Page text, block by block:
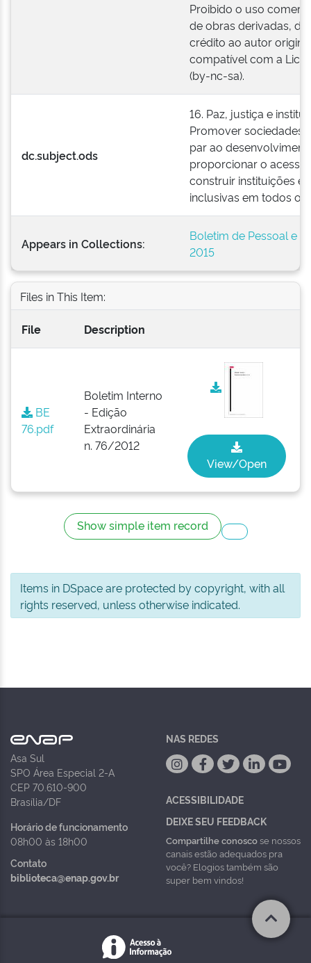
Proibido o uso
de obras derivadas,
crédito ao autor
compatível com a
(by-nc-sa).
dc.subject.ods
16. Paz, justiça e
Promover sociedades
par ao
proporcionar o acesso
construir instituições
inclusivas em todos os
Appears in Collections:
Boletim de Pessoal e
2015
Files in This Item:
File Description
BE
76.pdf
Boletim Interno
- Edição
Extraordinária
n. 76/2012
View/Open
Show simple item record
Items in DSpace are protected by copyright, with all
rights reserved, unless otherwise indicated.
Asa Sul
SPO Área Especial 2-A
CEP 70.610-900
Brasília/DF
Horário de funcionamento
08h00 às 18h00
Contato
biblioteca@enap.gov.br
NAS REDES
ACESSIBILIDADE
DEIXE SEU FEEDBACK
Compartilhe conoscose nossos
canais estão adequados pra
você? Elogios também são
super bem vindos!